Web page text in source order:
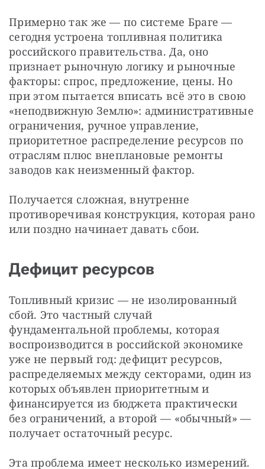
Примерно так же — по системе Браге —
сегодня устроена топливная политика
российского правительства. Да, оно
признает рыночную логику и рыночные
факторы: спрос, предложение, цены. Но
при этом пытается вписать всё это в свою
«неподвижную Землю»: административные
ограничения, ручное управление,
приоритетное распределение ресурсов по
отраслям плюс внеплановые ремонты
заводов как неизменный фактор.
Получается сложная, внутренне
противоречивая конструкция, которая рано
или поздно начинает давать сбои.
Дефицит ресурсов
Топливный кризис — не изолированный
сбой. Это частный случай
фундаментальной проблемы, которая
воспроизводится в российской экономике
уже не первый год: дефицит ресурсов,
распределяемых между секторами, один из
которых объявлен приоритетным и
финансируется из бюджета практически
без ограничений, а второй — «обычный» —
получает остаточный ресурс.